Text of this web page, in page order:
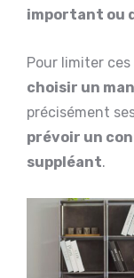
important ou
Pour limiter
choisir un
précisément
prévoir un
suppléant.